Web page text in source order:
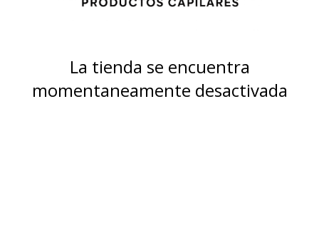
La tienda se encuentra
momentaneamente desactivada